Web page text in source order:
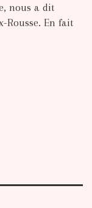
nous a dit
Rousse. En fait